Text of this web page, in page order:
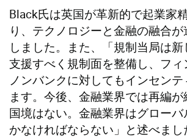
Black氏は英国が革新的で起業家
り、テクノロジーと金融の融合
しました。また、「規制当局は
支援すべく規制面を整備し、フ
ノンバンクに対してもインセン
ます。今後、金融業界では再編
国境はない。金融業界はグロー
かなければならない」と述べまし